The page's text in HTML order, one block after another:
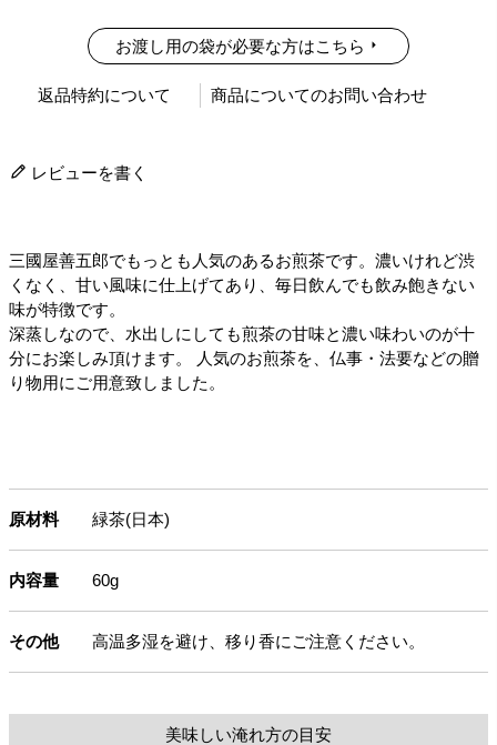
お渡し用の袋が必要な方はこちら
返品特約について 商品についてのお問い合わせ
レビューを書く
三國屋善五郎でもっとも人気のあるお煎茶です。濃いけれど渋
くなく、甘い風味に仕上げてあり、毎日飲んでも飲み飽きない
味が特徴です。
深蒸しなので、水出しにしても煎茶の甘味と濃い味わいのが十
分にお楽しみ頂けます。 人気のお煎茶を、仏事・法要などの贈
り物用にご用意致しました。
原材料 緑茶(日本)
内容量 60g
その他 高温多湿を避け、移り香にご注意ください。
美味しい淹れ方の目安